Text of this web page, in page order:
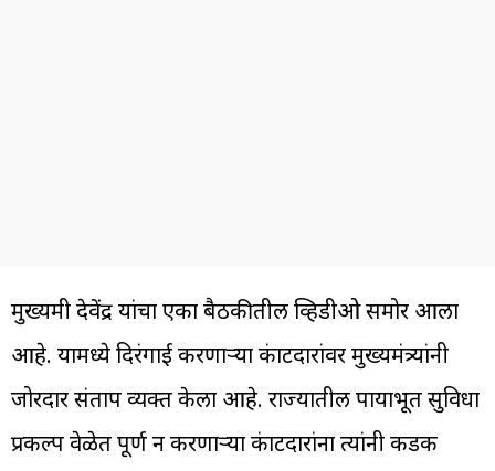
मुख्यमंत्री देवेंद्र यांचा एका बैठकीतील व्हिडीओ समोर आला
आहे. यामध्ये दिरंगाई करणाऱ्या कंत्राटदारांवर मुख्यमंत्र्यांनी
जोरदार संताप व्यक्त केला आहे. राज्यातील पायाभूत सुविधा
प्रकल्प वेळेत पूर्ण न करणाऱ्या कंत्राटदारांना त्यांनी कडक